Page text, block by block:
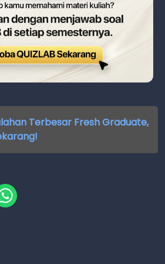
Terbesar Fresh Graduate,